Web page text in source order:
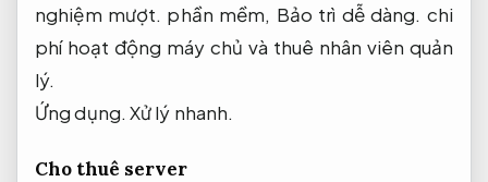
nghiệm mượt. phần mềm, Bảo trì dễ dàng. chi
phí hoạt động máy chủ và thuê nhân viên quản
lý.
Ứng dụng. Xử lý nhanh.
Cho thuê server